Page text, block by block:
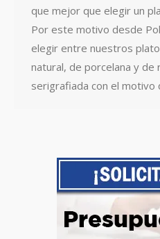
que mejor que elegir un
Por este motivo desde
elegir entre nuestros
natural, de porcelana y de
serigrafiada con el motivo